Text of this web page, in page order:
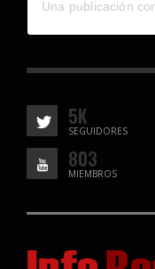
5K
SEGUIDORES
803
MIEMBROS